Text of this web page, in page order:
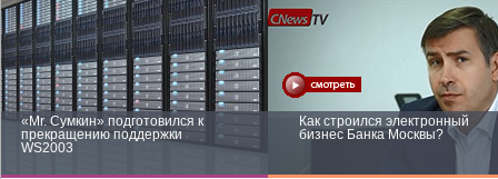
«Mr. Сумкин» подготовился к
прекращению поддержки
WS2003
Как строился электронный
бизнес Банка Москвы?